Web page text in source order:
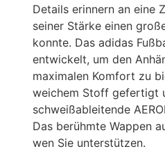
Details erinnern an eine
seiner Stärke einen
konnte. Das adidas
entwickelt, um den
maximalen Komfort zu
weichem Stoff gefertigt
schweißableitende
Das berühmte Wappen
wen Sie unterstützen.